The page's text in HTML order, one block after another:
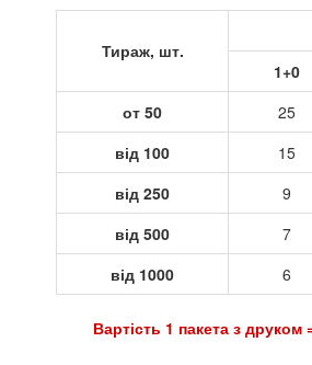
Тираж, шт.
1+0
от 50
25
від 100
15
від 250
9
від 500
7
від 1000
6
Вартість 1 пакета з друком